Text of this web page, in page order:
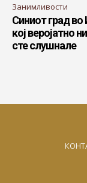
Занимливости
Синиот град во
кој веројатно
сте слушнале